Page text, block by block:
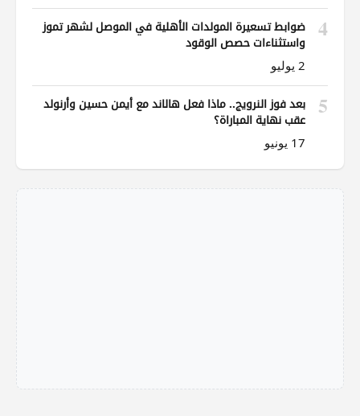
4
ضوابط تسعيرة المولدات الأهلية في الموصل لشهر تموز
واستثناءات حصص الوقود
2 يوليو
5
بعد فوز النرويج.. ماذا فعل هالاند مع أيمن حسين وأرنولد
عقب نهاية المباراة؟
17 يونيو